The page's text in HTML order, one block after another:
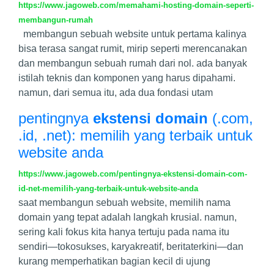
https://www.jagoweb.com/memahami-hosting-domain-seperti-
membangun-rumah
membangun sebuah website untuk pertama kalinya
bisa terasa sangat rumit, mirip seperti merencanakan
dan membangun sebuah rumah dari nol. ada banyak
istilah teknis dan komponen yang harus dipahami.
namun, dari semua itu, ada dua fondasi utam
pentingnya ekstensi domain (.com,
.id, .net): memilih yang terbaik untuk
website anda
https://www.jagoweb.com/pentingnya-ekstensi-domain-com-
id-net-memilih-yang-terbaik-untuk-website-anda
saat membangun sebuah website, memilih nama
domain yang tepat adalah langkah krusial. namun,
sering kali fokus kita hanya tertuju pada nama itu
sendiri—tokosukses, karyakreatif, beritaterkini—dan
kurang memperhatikan bagian kecil di ujung